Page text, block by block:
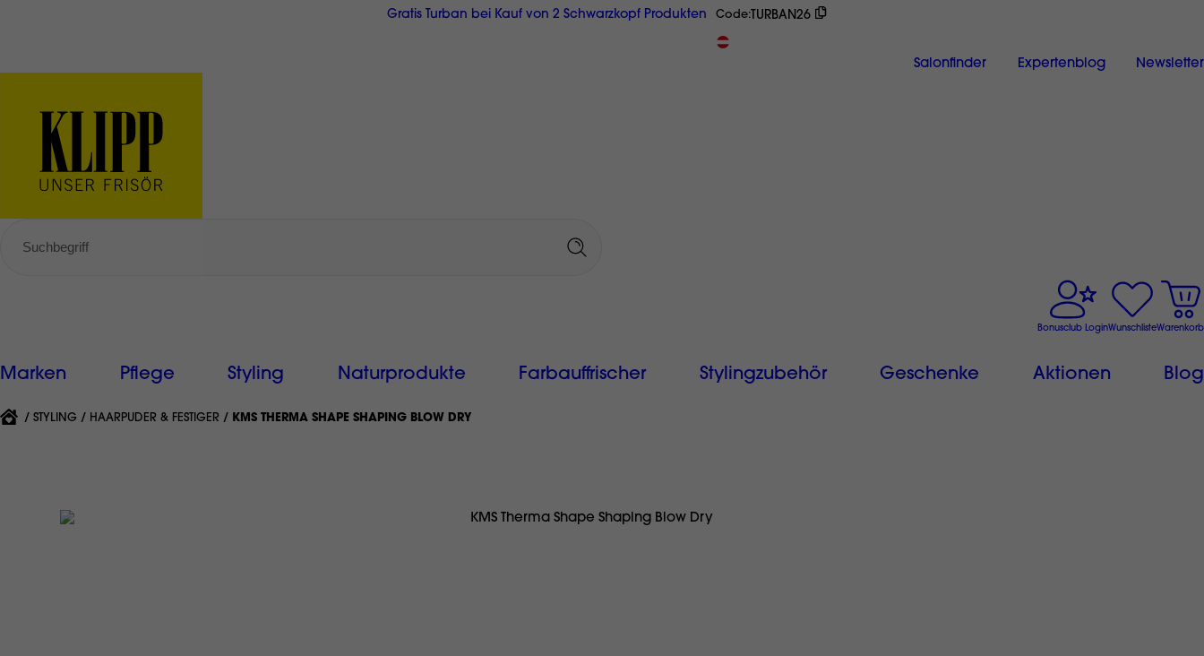
Gratis Turban bei Kauf von 2 Schwarzkopf Produkten Code TURBAN26
Salonfinder Expertenblog Newsletter
Bonusclub LoginWunschlisteWarenkorb
Marken Pflege Styling Naturprodukte Farbauffrischer Stylingzubehör Geschenke Aktionen Blog
STYLING HAARPUDER & FESTIGER {'CURRENT'|T}:
KMS THERMA SHAPE SHAPING BLOW DRY